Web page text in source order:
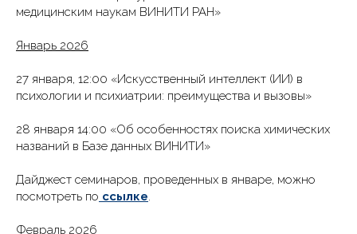
медицинским наукам ВИНИТИ РАН»
Январь 2026
27 января, 12:00 «Искусственный интеллект (ИИ) в
психологии и психиатрии: преимущества и вызовы»
28 января 14:00 «Об особенностях поиска химических
названий в Базе данных ВИНИТИ»
Дайджест семинаров, проведенных в январе, можно
посмотреть по ссылке.
Февраль 2026